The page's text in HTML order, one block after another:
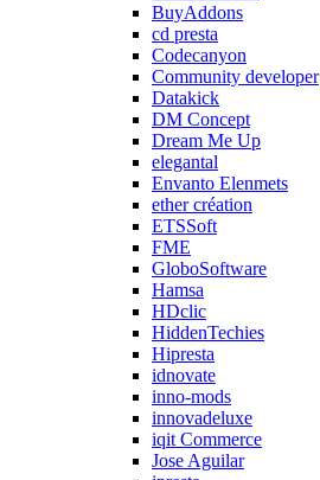
BuyAddons
cd presta
Codecanyon
Community developer
Datakick
DM Concept
Dream Me Up
elegantal
Envanto Elenmets
ether création
ETSSoft
FME
GloboSoftware
Hamsa
HDclic
HiddenTechies
Hipresta
idnovate
inno-mods
innovadeluxe
iqit Commerce
Jose Aguilar